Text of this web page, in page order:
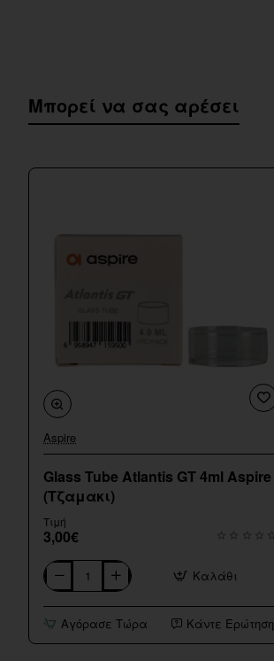
Μπορεί να σας αρέσει
Aspire
Glass Tube Atlantis GT 4ml Aspire
(Τζαμακι)
Τιμή
3,00€
Glass
Tube
Atlantis
GT
Καλάθι
Αγόρασε Τώρα Κάντε Ερώτηση